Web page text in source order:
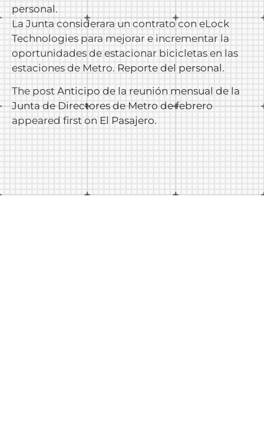
personal.
La Junta considerara un contrato con eLock
Technologies para mejorar e incrementar la
oportunidades de estacionar bicicletas en las
estaciones de Metro. Reporte del personal.
The post Anticipo de la reunión mensual de la
Junta de Directores de Metro de febrero
appeared first on El Pasajero.